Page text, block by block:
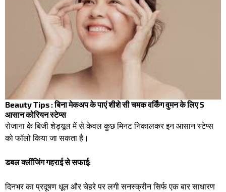
Beauty Tips : बिना मेकअप के पाएं शीशे सी चमक वर्किंग वुमन के लिए 5
आसान कोरियन स्टेप्स
रोजाना के बिजी शेड्यूल में से केवल कुछ मिनट निकालकर इन आसान स्टेप्स
को फॉलो किया जा सकता है।
डबल क्लींजिंग गहराई से सफाई:
दिनभर का प्रदूषण धूल और चेहरे पर लगी सनस्क्रीन सिर्फ एक बार साधारण